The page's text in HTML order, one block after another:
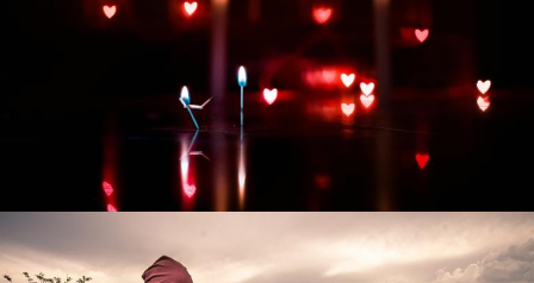
Развитие интернет-магазина "Всё для
праздника"
Смотреть проект